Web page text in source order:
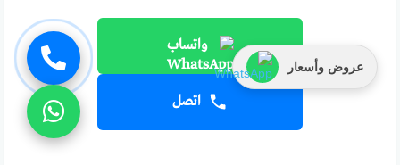
واتساب
اتصل
عروض وأسعار